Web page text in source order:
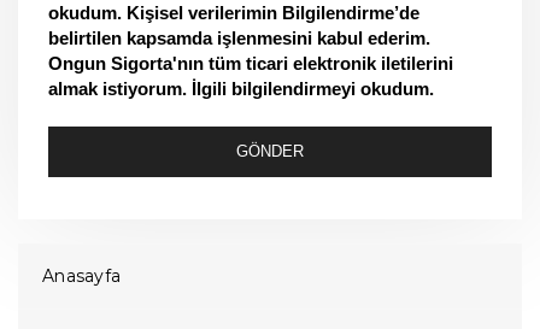
okudum. Kişisel verilerimin Bilgilendirme’de
belirtilen kapsamda işlenmesini kabul ederim.
Ongun Sigorta'nın tüm ticari elektronik iletilerini
almak istiyorum. İlgili bilgilendirmeyi okudum.
GÖNDER
Anasayfa